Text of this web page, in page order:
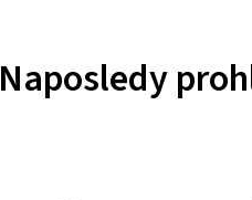
Naposledy